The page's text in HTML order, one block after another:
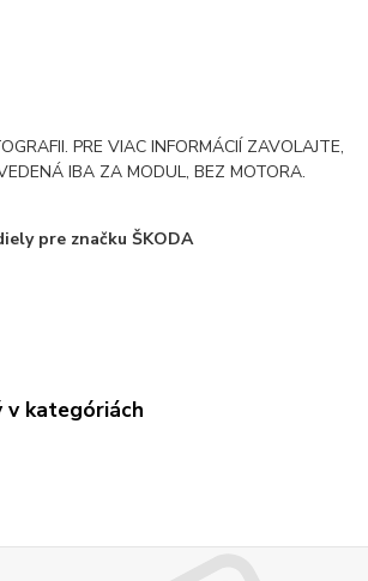
PRE VIAC INFORMÁCIÍ ZAVOLAJTE,
IBA ZA MODUL, BEZ MOTORA.
pre značku ŠKODA
v kategóriách